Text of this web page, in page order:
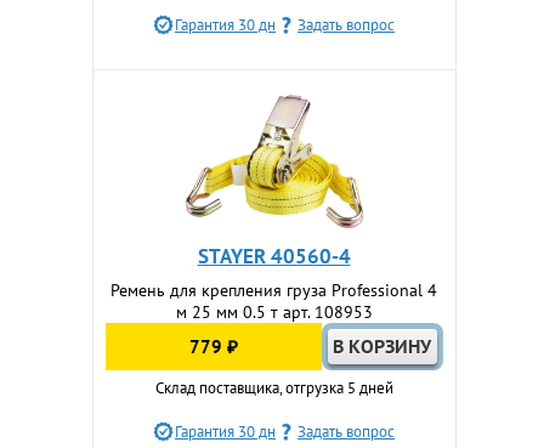
Гарантия 30 дн Задать вопрос
STAYER 40560-4
Ремень для крепления груза Professional 4
м 25 мм 0.5 т арт. 108953
779 ₽
Склад поставщика, отгрузка 5 дней
Гарантия 30 дн Задать вопрос